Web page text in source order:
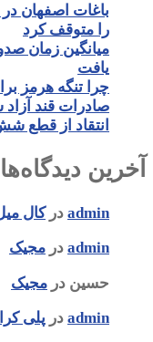
باغات اصفهان
را متوقف کرد
یافت
چرا تنگه هرمز
صادرات قند
انتقاد از قطع
آخرین دیدگاه‌ها
admin درکال
admin در مجیک
حسین در مجیک
admin در پلی